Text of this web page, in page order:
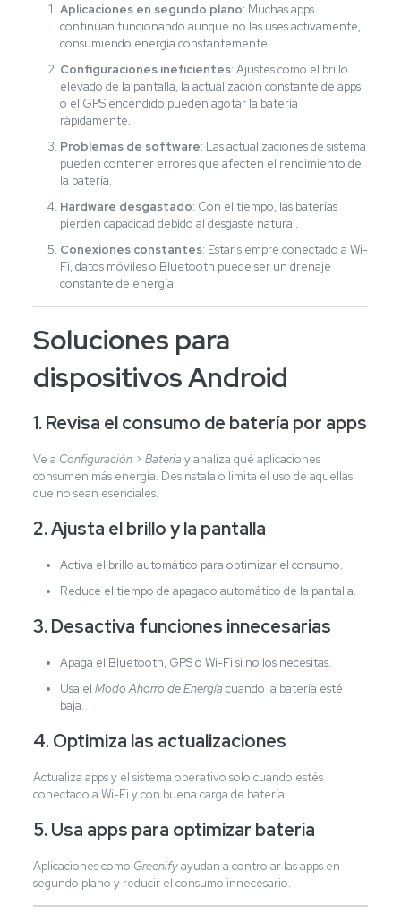
Aplicaciones en segundo plano: Muchas apps
continúan funcionando aunque no las uses activamente,
consumiendo energía constantemente.
Configuraciones ineficientes: Ajustes como el brillo
elevado de la pantalla, la actualización constante de apps
o el GPS encendido pueden agotar la batería
rápidamente.
Problemas de software: Las actualizaciones de sistema
pueden contener errores que afecten el rendimiento de
la batería.
Hardware desgastado: Con el tiempo, las baterías
pierden capacidad debido al desgaste natural.
Conexiones constantes: Estar siempre conectado a Wi-
Fi, datos móviles o Bluetooth puede ser un drenaje
constante de energía.
Soluciones para
dispositivos Android
1. Revisa el consumo de batería por apps
Ve a Configuración > Batería y analiza qué aplicaciones
consumen más energía. Desinstala o limita el uso de aquellas
que no sean esenciales.
2. Ajusta el brillo y la pantalla
Activa el brillo automático para optimizar el consumo.
Reduce el tiempo de apagado automático de la pantalla.
3. Desactiva funciones innecesarias
Apaga el Bluetooth, GPS o Wi-Fi si no los necesitas.
Usa el Modo Ahorro de Energía cuando la batería esté
baja.
4. Optimiza las actualizaciones
Actualiza apps y el sistema operativo solo cuando estés
conectado a Wi-Fi y con buena carga de batería.
5. Usa apps para optimizar batería
Aplicaciones como Greenifyayudan a controlar las apps en
segundo plano y reducir el consumo innecesario.